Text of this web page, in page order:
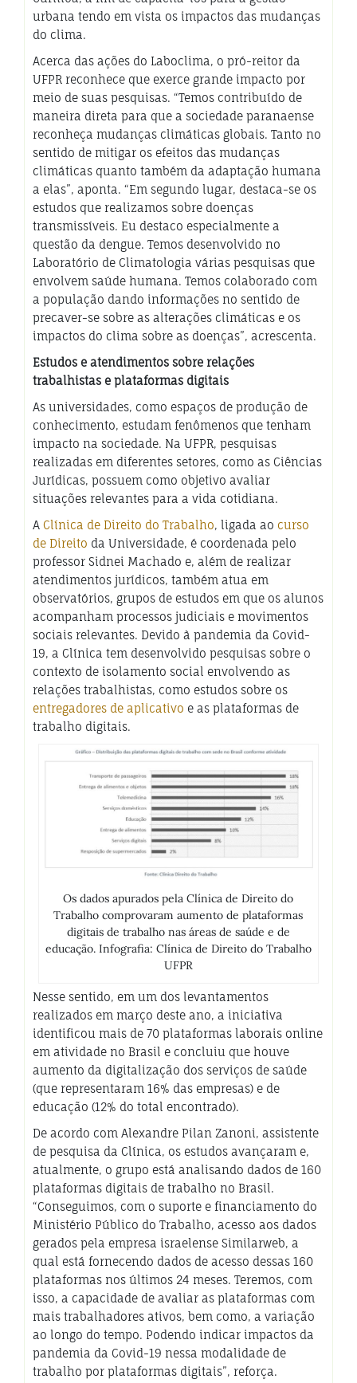
urbana tendo em vista os impactos das mudanças
do clima.
Acerca das ações do Laboclima, o pró-reitor da
UFPR reconhece que exerce grande impacto por
meio de suas pesquisas. “Temos contribuído de
maneira direta para que a sociedade paranaense
reconheça mudanças climáticas globais. Tanto no
sentido de mitigar os efeitos das mudanças
climáticas quanto também da adaptação humana
a elas”, aponta. “Em segundo lugar, destaca-se os
estudos que realizamos sobre doenças
transmissíveis. Eu destaco especialmente a
questão da dengue. Temos desenvolvido no
Laboratório de Climatologia várias pesquisas que
envolvem saúde humana. Temos colaborado com
a população dando informações no sentido de
precaver-se sobre as alterações climáticas e os
impactos do clima sobre as doenças”, acrescenta.
Estudos e atendimentos sobre relações
trabalhistas e plataformas digitais
As universidades, como espaços de produção de
conhecimento, estudam fenômenos que tenham
impacto na sociedade. Na UFPR, pesquisas
realizadas em diferentes setores, como as Ciências
Jurídicas, possuem como objetivo avaliar
situações relevantes para a vida cotidiana.
A Clínica de Direito do Trabalho, ligada ao curso
de Direito da Universidade, é coordenada pelo
professor Sidnei Machado e, além de realizar
atendimentos jurídicos, também atua em
observatórios, grupos de estudos em que os alunos
acompanham processos judiciais e movimentos
sociais relevantes. Devido à pandemia da Covid-
19, a Clínica tem desenvolvido pesquisas sobre o
contexto de isolamento social envolvendo as
relações trabalhistas, como estudos sobre os
entregadores de aplicativo e as plataformas de
trabalho digitais.
Os dados apurados pela Clínica de Direito do
Trabalho comprovaram aumento de plataformas
digitais de trabalho nas áreas de saúde e de
educação. Infografia: Clínica de Direito do Trabalho
UFPR
Nesse sentido, em um dos levantamentos
realizados em março deste ano, a iniciativa
identificou mais de 70 plataformas laborais online
em atividade no Brasil e concluiu que houve
aumento da digitalização dos serviços de saúde
(que representaram 16% das empresas) e de
educação (12% do total encontrado).
De acordo com Alexandre Pilan Zanoni, assistente
de pesquisa da Clínica, os estudos avançaram e,
atualmente, o grupo está analisando dados de 160
plataformas digitais de trabalho no Brasil.
“Conseguimos, com o suporte e financiamento do
Ministério Público do Trabalho, acesso aos dados
gerados pela empresa israelense Similarweb, a
qual está fornecendo dados de acesso dessas 160
plataformas nos últimos 24 meses. Teremos, com
isso, a capacidade de avaliar as plataformas com
mais trabalhadores ativos, bem como, a variação
ao longo do tempo. Podendo indicar impactos da
pandemia da Covid-19 nessa modalidade de
trabalho por plataformas digitais”, reforça.